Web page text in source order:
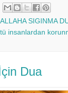
ALLAHA SIGINMA
insanlardan
Dua